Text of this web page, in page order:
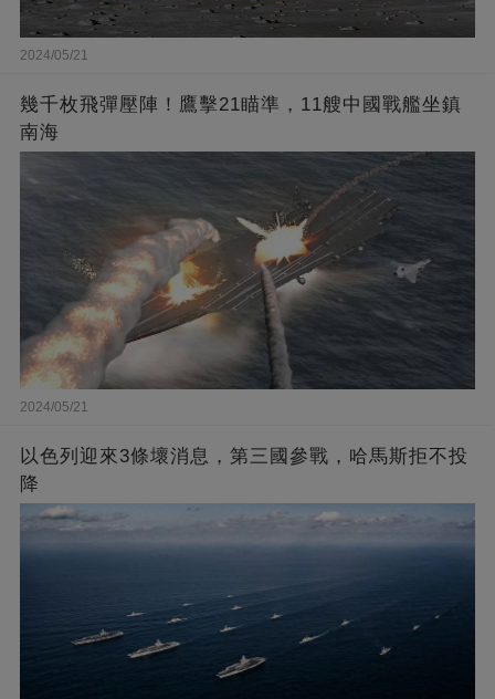
2024/05/21
幾千枚飛彈壓陣！鷹擊21瞄準，11艘中國戰艦坐鎮
南海
2024/05/21
以色列迎來3條壞消息，第三國參戰，哈馬斯拒不投
降